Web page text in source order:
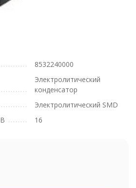
8532240000
Электролитический
конденсатор
Электролитический SMD
16